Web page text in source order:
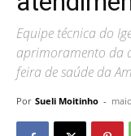
Equipe técnica do
aprimoramento da
feira de saúde da
Por Sueli Moitinho -